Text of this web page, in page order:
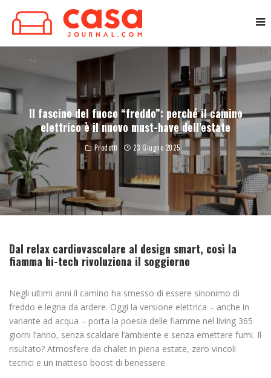
Il fascino del fuoco “freddo”: perché il camino
elettrico è il nuovo must-have dell’estate
Prodotti 23 Giugno 2025
Dal relax cardiovascolare al design smart, così la
fiamma hi-tech rivoluziona il soggiorno
Negli ultimi anni il camino ha smesso di essere sinonimo di
freddo e legna da ardere. Oggi la versione elettrica – anche in
variante ad acqua – porta la poesia delle fiamme nel living 365
giorni l’anno, senza scaldare l’ambiente e senza emettere fumi. Il
risultato? Atmosfere da chalet in piena estate, zero vincoli
tecnici e un inatteso boost di benessere.